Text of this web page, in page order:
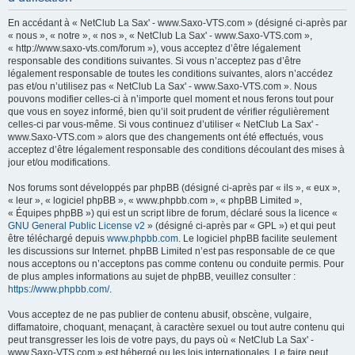
h
En accédant à « NetClub La Sax' - www.Saxo-VTS.com » (désigné ci-après par
« nous », « notre », « nos », « NetClub La Sax' - www.Saxo-VTS.com »,
« http://www.saxo-vts.com/forum »), vous acceptez d’être légalement
responsable des conditions suivantes. Si vous n’acceptez pas d’être
légalement responsable de toutes les conditions suivantes, alors n’accédez
pas et/ou n’utilisez pas « NetClub La Sax' - www.Saxo-VTS.com ». Nous
pouvons modifier celles-ci à n’importe quel moment et nous ferons tout pour
que vous en soyez informé, bien qu’il soit prudent de vérifier régulièrement
celles-ci par vous-même. Si vous continuez d’utiliser « NetClub La Sax' -
www.Saxo-VTS.com » alors que des changements ont été effectués, vous
acceptez d’être légalement responsable des conditions découlant des mises à
jour et/ou modifications.
Nos forums sont développés par phpBB (désigné ci-après par « ils », « eux »,
« leur », « logiciel phpBB », « www.phpbb.com », « phpBB Limited »,
« Équipes phpBB ») qui est un script libre de forum, déclaré sous la licence «
GNU General Public License v2 » (désigné ci-après par « GPL ») et qui peut
être téléchargé depuis www.phpbb.com. Le logiciel phpBB facilite seulement
les discussions sur Internet. phpBB Limited n’est pas responsable de ce que
nous acceptons ou n’acceptons pas comme contenu ou conduite permis. Pour
de plus amples informations au sujet de phpBB, veuillez consulter :
https://www.phpbb.com/.
Vous acceptez de ne pas publier de contenu abusif, obscène, vulgaire,
diffamatoire, choquant, menaçant, à caractère sexuel ou tout autre contenu qui
peut transgresser les lois de votre pays, du pays où « NetClub La Sax' -
www.Saxo-VTS.com » est hébergé ou les lois internationales. Le faire peut